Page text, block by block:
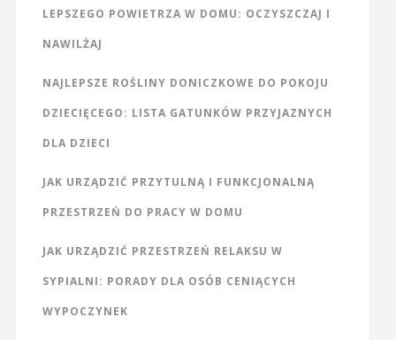
LEPSZEGO POWIETRZA W DOMU: OCZYSZCZAJ I
NAWILŻAJ
NAJLEPSZE ROŚLINY DONICZKOWE DO POKOJU
DZIECIĘCEGO: LISTA GATUNKÓW PRZYJAZNYCH
DLA DZIECI
JAK URZĄDZIĆ PRZYTULNĄ I FUNKCJONALNĄ
PRZESTRZEŃ DO PRACY W DOMU
JAK URZĄDZIĆ PRZESTRZEŃ RELAKSU W
SYPIALNI: PORADY DLA OSÓB CENIĄCYCH
WYPOCZYNEK